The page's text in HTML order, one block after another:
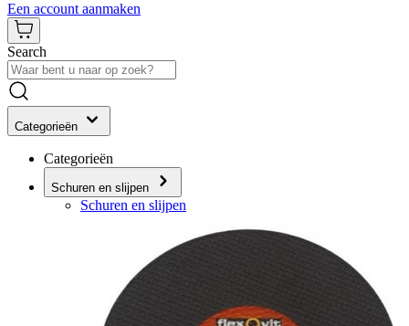
Een account aanmaken
Search
Categorieën
Categorieën
Schuren en slijpen
Schuren en slijpen